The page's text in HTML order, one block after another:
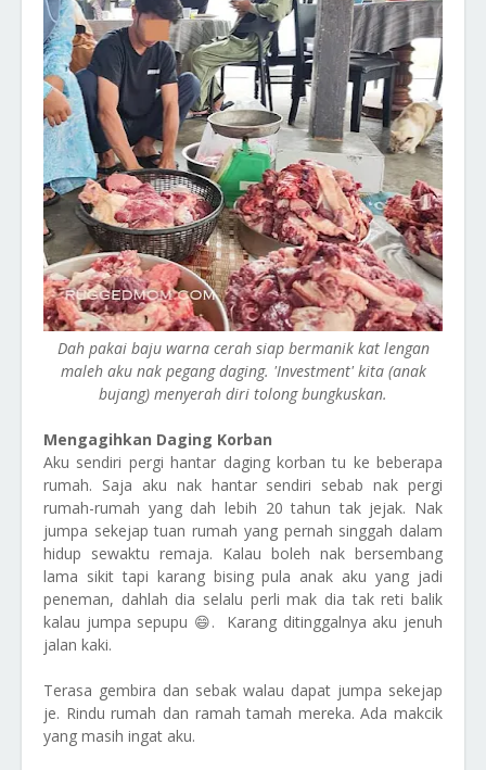
Dah pakai baju warna cerah siap bermanik kat lengan
maleh aku nak pegang daging. 'Investment' kita (anak
bujang) menyerah diri tolong bungkuskan.
Mengagihkan Daging Korban
Aku sendiri pergi hantar daging korban tu ke beberapa
rumah. Saja aku nak hantar sendiri sebab nak pergi
rumah-rumah yang dah lebih 20 tahun tak jejak. Nak
jumpa sekejap tuan rumah yang pernah singgah dalam
hidup sewaktu remaja. Kalau boleh nak bersembang
lama sikit tapi karang bising pula anak aku yang jadi
peneman, dahlah dia selalu perli mak dia tak reti balik
kalau jumpa sepupu 😄. Karang ditinggalnya aku jenuh
jalan kaki.
Terasa gembira dan sebak walau dapat jumpa sekejap
je. Rindu rumah dan ramah tamah mereka. Ada makcik
yang masih ingat aku.